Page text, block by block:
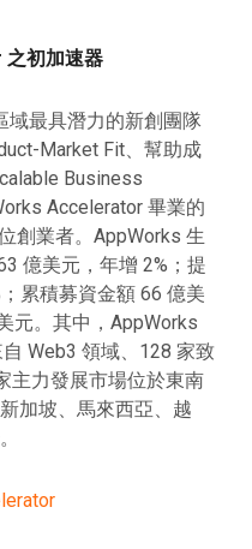
初加速器
域最具潛力的新創團隊
Market Fit、幫助成
Business
Accelerator 畢業的
創業者。AppWorks 生
億美元，年增 2%；提
累積募資金額 66 億美
元。 其中，AppWorks
Web3 領域、128 家致
主力發展市場位於東南
加坡、馬來西亞、越